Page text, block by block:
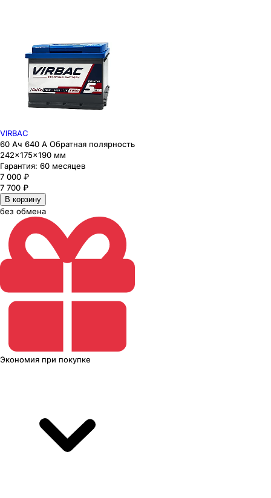
VIRBAC
60 Ач 640 А Обратная полярность
242×175×190 мм
Гарантия: 60 месяцев
7 000 ₽
7 700 ₽
В корзину
без обмена
Экономия при покупке